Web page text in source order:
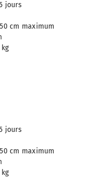
jours
cm maximum
jours
cm maximum